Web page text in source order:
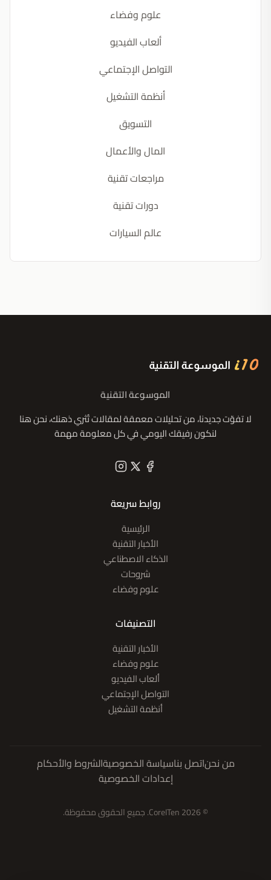
علوم وفضاء
ألعاب الفيديو
التواصل الإجتماعي
أنظمة التشغيل
التسويق
المال والأعمال
مراجعات تقنية
دورات تقنية
عالم السيارات
الموسوعة التقنية
لا تفوّت جديدنا، من تحليلات معمقة لمقالات تُثري ذهنك، نحن هنا
لنكون رفيقك اليومي في كل معلومة مهمة
روابط سريعة
الرئيسية
الأخبار التقنية
الذكاء الاصطناعي
شروحات
علوم وفضاء
التصنيفات
الأخبار التقنية
علوم وفضاء
ألعاب الفيديو
التواصل الإجتماعي
أنظمة التشغيل
من نحناتصل بناسياسة الخصوصيةالشروط والأحكام
إعدادات الخصوصية
© 2026 CoreITen. جميع الحقوق محفوظة.